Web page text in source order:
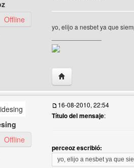
Ver perfil del usuario
Offline
yo, elijo a nesbet ya que
Visitar sitio web del
Ver perfil del usuario
Offline
16-08-2010, 22:54
Título del mensaje:
perceoz escribió:
yo, elijo a nesbet ya que